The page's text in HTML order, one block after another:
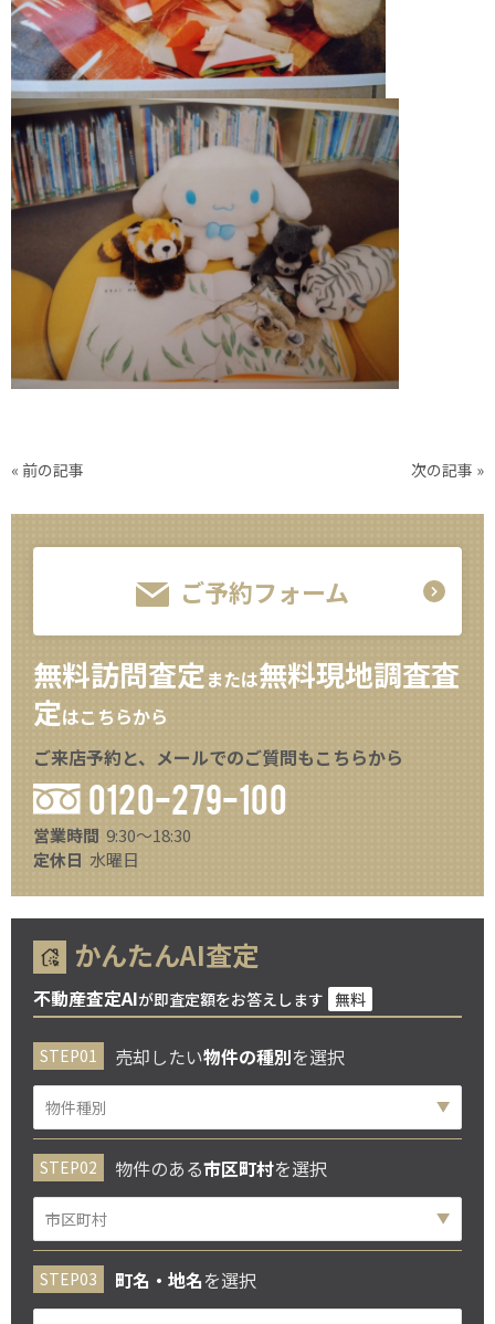
« 前の記事 次の記事 »
ご予約フォーム
無料訪問査定または無料現地調査査
定はこちらから
ご来店予約と、メールでのご質問もこちらから
0120-279-100
営業時間 9:30～18:30
定休日 水曜日
かんたんAI査定
不動産査定AIが即査定額をお答えします 無料
売却したい物件の種別を選択
物件のある市区町村を選択
町名・地名を選択